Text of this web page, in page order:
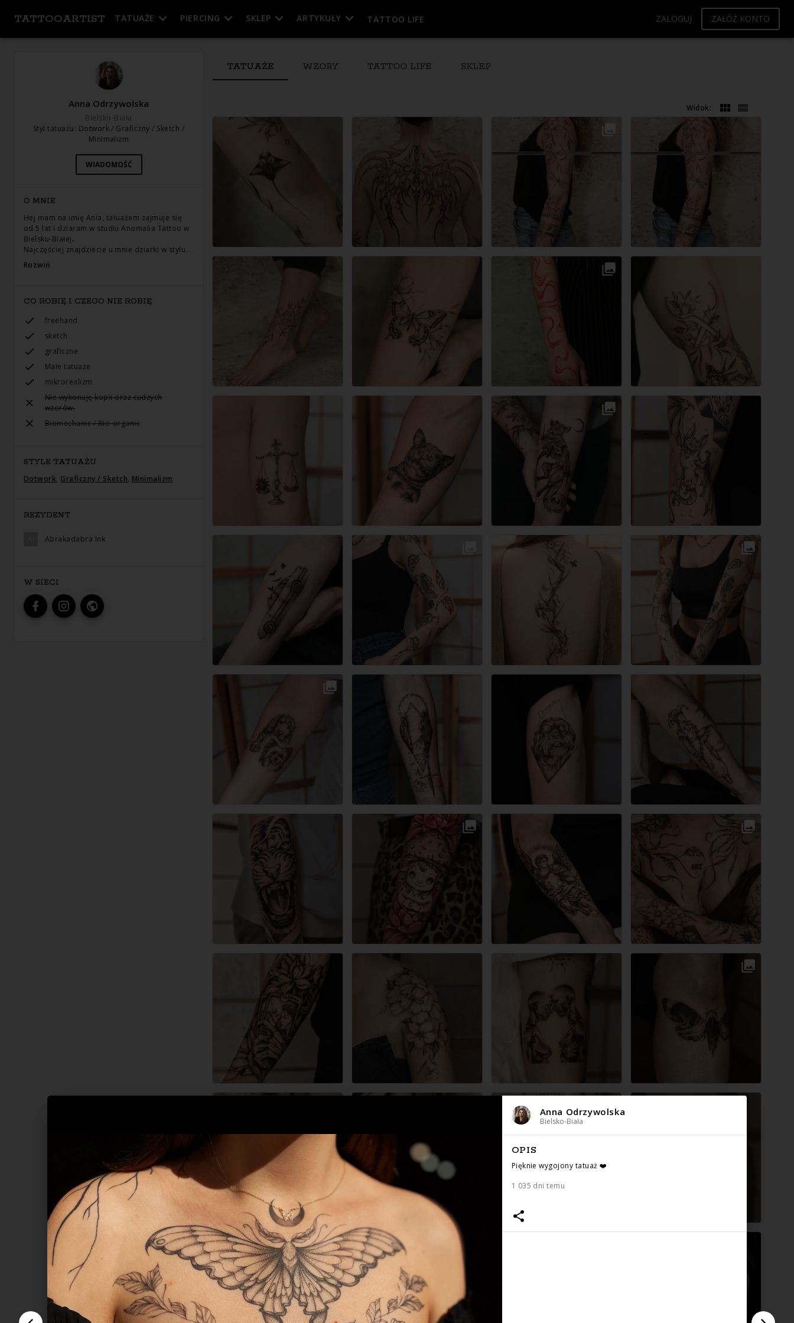
TATTOOARTIST TATUAŻE PIERCING SKLEP ARTYKUŁY TATTOO LIFE ZALOGUJ ZAŁÓŻ KONTO
Anna Odrzywolska
Bielsko-Biała
Styl tatuażu: Dotwork / Graficzny / Sketch /
Minimalizm
WIADOMOŚĆ
O MNIE
Hej mam na imię Ania, tatuażem zajmuje się
od 5 lat i dziaram w studiu Anomalia Tattoo w
Bielsku-Białej.
Najczęściej znajdziecie u mnie dziarki w stylu…
Rozwiń
CO ROBIĘ I CZEGO NIE ROBIĘ
freehand
sketch
graficzne
Małe tatuaże
mikrorealizm
Nie wykonuję kopii oraz cudzych
wzorów.
Biomechanic / Bio-organic
STYLE TATUAŻU
Dotwork, Graficzny / Sketch, Minimalizm
REZYDENT
Abrakadabra Ink
W SIECI
TATUAŻE WZORY TATTOO LIFE SKLEP
Widok:
Anna Odrzywolska
Bielsko-Biała
OPIS
Pięknie wygojony tatuaż ❤️
1 035 dni temu